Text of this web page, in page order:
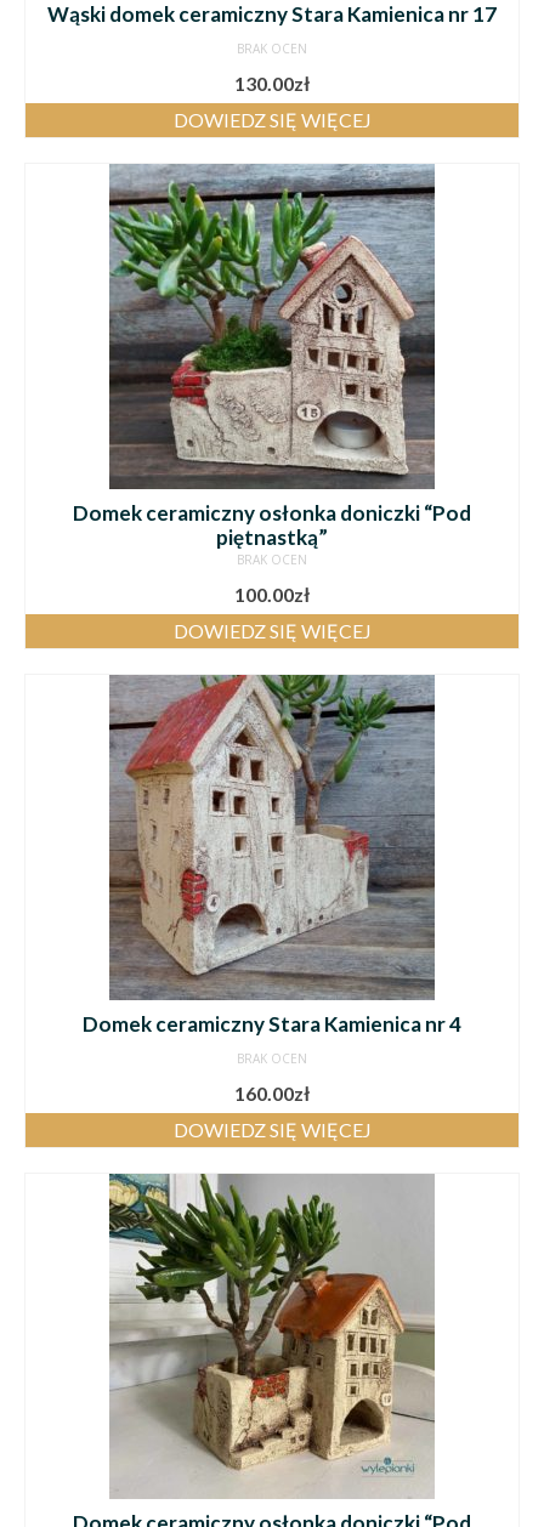
Wąski domek ceramiczny Stara Kamienica nr 17
BRAK OCEN
130.00zł
DOWIEDZ SIĘ WIĘCEJ
Domek ceramiczny osłonka doniczki “Pod
piętnastką”
BRAK OCEN
100.00zł
DOWIEDZ SIĘ WIĘCEJ
Domek ceramiczny Stara Kamienica nr 4
BRAK OCEN
160.00zł
DOWIEDZ SIĘ WIĘCEJ